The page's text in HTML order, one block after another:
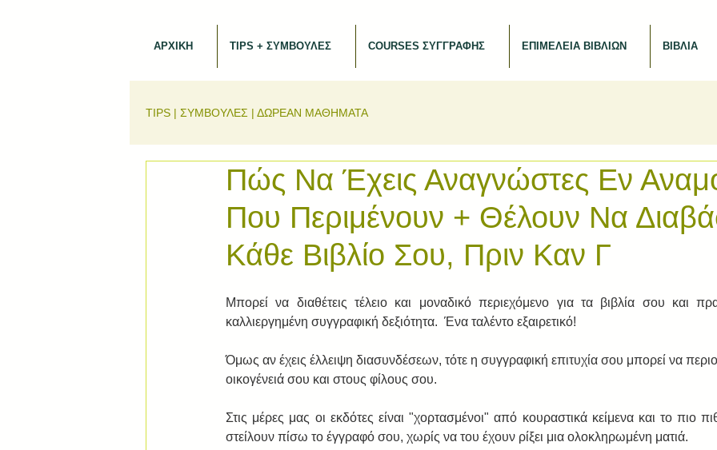
ΑΡΧΙΚΗ TIPS + ΣΥΜΒΟΥΛΕΣ COURSES ΣΥΓΓΡΑΦΗΣ ΕΠΙΜΕΛΕΙΑ ΒΙΒΛΙΩΝ ΒΙΒΛΙΑ
TIPS | ΣΥΜΒΟΥΛΕΣ | ΔΩΡΕΑΝ ΜΑΘΗΜΑΤΑ
Πώς Να Έχεις Αναγνώστες Εν
Που Περιμένουν + Θέλουν Να
Κάθε Βιβλίο Σου, Πριν Καν Γ
Μπορεί να διαθέτεις τέλειο και μοναδικό περιεχόμενο για τα βιβλία σου και
καλλιεργημένη συγγραφική δεξιότητα.  Ένα ταλέντο εξαιρετικό!
Όμως αν έχεις έλλειψη διασυνδέσεων, τότε η συγγραφική επιτυχία σου μπορεί να
οικογένειά σου και στους φίλους σου.
Στις μέρες μας οι εκδότες είναι "χορτασμένοι" από κουραστικά κείμενα και το πιο
στείλουν πίσω το έγγραφό σου, χωρίς να του έχουν ρίξει μια ολοκληρωμένη ματιά.